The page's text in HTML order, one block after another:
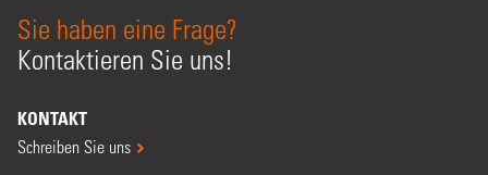
Sie haben eine Frage?
Kontaktieren Sie uns!
KONTAKT
Schreiben Sie uns